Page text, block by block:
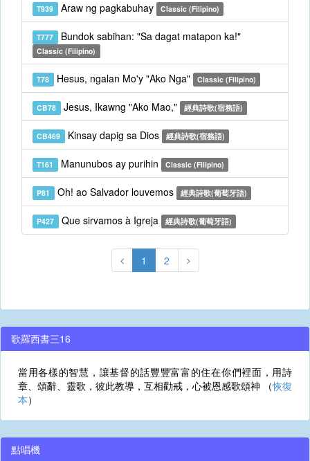
T939 Araw ng pagkabuhay Classic (Filipino)
T777 Bundok sabihan: "Sa dagat matapon ka!"
Classic (Filipino)
T78 Hesus, ngalan Mo'y "Ako Nga" Classic (Filipino)
CB78 Jesus, Ikawng "Ako Mao," 經典詩歌(宿務語)
CB469 Kinsay dapig sa Dios 經典詩歌(宿務語)
T161 Manunubos ay purihin Classic (Filipino)
P81 Oh! ao Salvador louvemos 經典詩歌(葡萄牙語)
P427 Que sirvamos à Igreja 經典詩歌(葡萄牙語)
1 2
歌羅西書三16
當用各樣的智慧，讓基督的話豐豐富富的住在你們裡面，用詩
章、頌辭、靈歌，彼此教導，互相勸戒，心被恩感歌頌神 （恢復
本）
點唱機